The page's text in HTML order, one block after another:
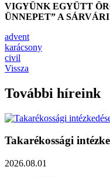
VIGYÜNK EGYÜTT
ÜNNEPET” A
advent
karácsony
civil
Vissza
További híreink
Takarékossági
2026.08.01